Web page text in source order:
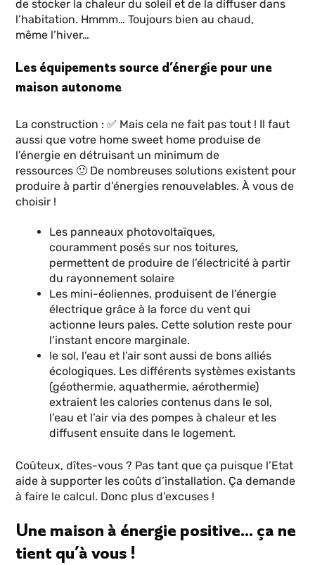
de stocker la chaleur du soleil et de la diffuser dans
l’habitation. Hmmm… Toujours bien au chaud,
même l’hiver…
Les équipements source d’énergie pour une
maison autonome
La construction : ✅ Mais cela ne fait pas tout ! Il faut
aussi que votre home sweet home produise de
l’énergie en détruisant un minimum de
ressources 🙂 De nombreuses solutions existent pour
produire à partir d’énergies renouvelables. À vous de
choisir !
Les panneaux photovoltaïques,
couramment posés sur nos toitures,
permettent de produire de l’électricité à partir
du rayonnement solaire
Les mini-éoliennes, produisent de l’énergie
électrique grâce à la force du vent qui
actionne leurs pales. Cette solution reste pour
l’instant encore marginale.
le sol, l’eau et l’air sont aussi de bons alliés
écologiques. Les différents systèmes existants
(géothermie, aquathermie, aérothermie)
extraient les calories contenus dans le sol,
l’eau et l’air via des pompes à chaleur et les
diffusent ensuite dans le logement.
Coûteux, dîtes-vous ? Pas tant que ça puisque l’Etat
aide à supporter les coûts d’installation. Ça demande
à faire le calcul. Donc plus d’excuses !
Une maison à énergie positive… ça ne
tient qu’à vous !